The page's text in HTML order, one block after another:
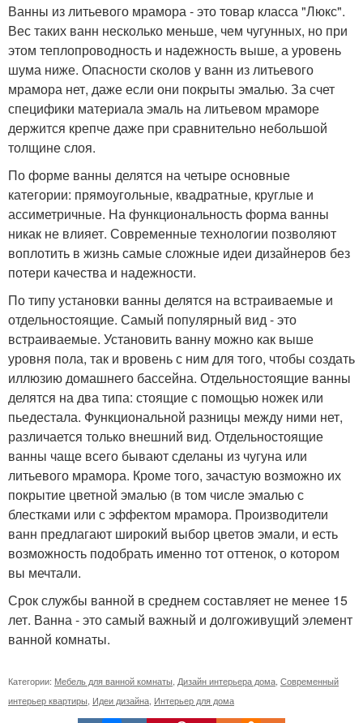
Ванны из литьевого мрамора - это товар класса "Люкс".
Вес таких ванн несколько меньше, чем чугунных, но при
этом теплопроводность и надежность выше, а уровень
шума ниже. Опасности сколов у ванн из литьевого
мрамора нет, даже если они покрыты эмалью. За счет
специфики материала эмаль на литьевом мраморе
держится крепче даже при сравнительно небольшой
толщине слоя.
По форме ванны делятся на четыре основные
категории: прямоугольные, квадратные, круглые и
ассиметричные. На функциональность форма ванны
никак не влияет. Современные технологии позволяют
воплотить в жизнь самые сложные идеи дизайнеров без
потери качества и надежности.
По типу установки ванны делятся на встраиваемые и
отдельностоящие. Самый популярный вид - это
встраиваемые. Установить ванну можно как выше
уровня пола, так и вровень с ним для того, чтобы создать
иллюзию домашнего бассейна. Отдельностоящие ванны
делятся на два типа: стоящие с помощью ножек или
пьедестала. Функциональной разницы между ними нет,
различается только внешний вид. Отдельностоящие
ванны чаще всего бывают сделаны из чугуна или
литьевого мрамора. Кроме того, зачастую возможно их
покрытие цветной эмалью (в том числе эмалью с
блестками или с эффектом мрамора. Производители
ванн предлагают широкий выбор цветов эмали, и есть
возможность подобрать именно тот оттенок, о котором
вы мечтали.
Срок службы ванной в среднем составляет не менее 15
лет. Ванна - это самый важный и долгоживущий элемент
ванной комнаты.
Категории: Мебель для ванной комнаты Дизайн интерьера дома Современный
интерьер квартиры Идеи дизайна Интерьер для дома